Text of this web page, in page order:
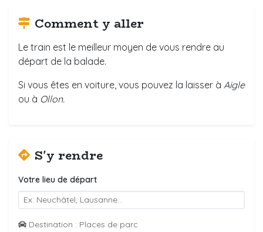
Comment y aller
Le train est le meilleur moyen de vous rendre au
départ de la balade.
Si vous êtes en voiture, vous pouvez la laisser à Aigle
ou à Ollon.
S'y rendre
Votre lieu de départ
Destination : Places de parc